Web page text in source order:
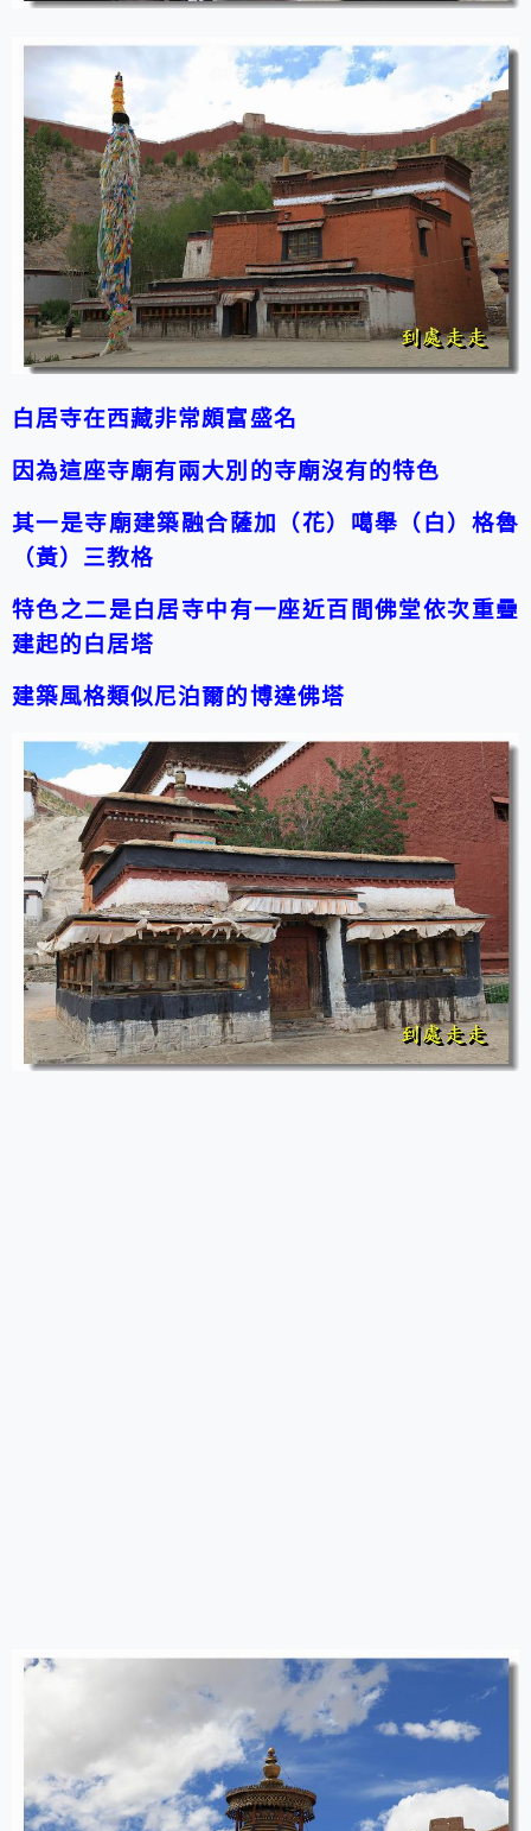
白居寺在西藏非常頗富盛名
因為這座寺廟有兩大別的寺廟沒有的特色
其一是寺廟建築融合薩加（花）噶舉（白）格魯
（黃）三教格
特色之二是白居寺中有一座近百間佛堂依次重疊
建起的白居塔
建築風格類似尼泊爾的博達佛塔